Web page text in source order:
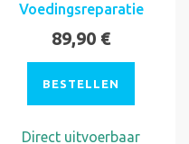
Voedingsreparatie
89,90 €
BESTELLEN
Direct uitvoerbaar